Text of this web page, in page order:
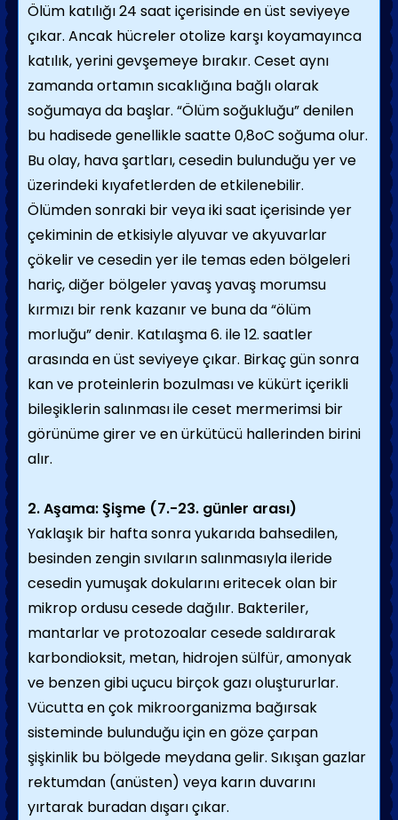
Ölüm katılığı 24 saat içerisinde en üst seviyeye
çıkar. Ancak hücreler otolize karşı koyamayınca
katılık, yerini gevşemeye bırakır. Ceset aynı
zamanda ortamın sıcaklığına bağlı olarak
soğumaya da başlar. “Ölüm soğukluğu” denilen
bu hadisede genellikle saatte 0,8oC soğuma olur.
Bu olay, hava şartları, cesedin bulunduğu yer ve
üzerindeki kıyafetlerden de etkilenebilir.
Ölümden sonraki bir veya iki saat içerisinde yer
çekiminin de etkisiyle alyuvar ve akyuvarlar
çökelir ve cesedin yer ile temas eden bölgeleri
hariç, diğer bölgeler yavaş yavaş morumsu
kırmızı bir renk kazanır ve buna da “ölüm
morluğu” denir. Katılaşma 6. ile 12. saatler
arasında en üst seviyeye çıkar. Birkaç gün sonra
kan ve proteinlerin bozulması ve kükürt içerikli
bileşiklerin salınması ile ceset mermerimsi bir
görünüme girer ve en ürkütücü hallerinden birini
alır.
2. Aşama: Şişme (7.-23. günler arası)
Yaklaşık bir hafta sonra yukarıda bahsedilen,
besinden zengin sıvıların salınmasıyla ileride
cesedin yumuşak dokularını eritecek olan bir
mikrop ordusu cesede dağılır. Bakteriler,
mantarlar ve protozoalar cesede saldırarak
karbondioksit, metan, hidrojen sülfür, amonyak
ve benzen gibi uçucu birçok gazı oluştururlar.
Vücutta en çok mikroorganizma bağırsak
sisteminde bulunduğu için en göze çarpan
şişkinlik bu bölgede meydana gelir. Sıkışan gazlar
rektumdan (anüsten) veya karın duvarını
yırtarak buradan dışarı çıkar.